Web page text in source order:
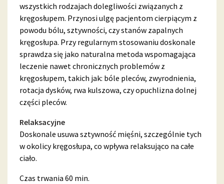
wszystkich rodzajach dolegliwości związanych z
kręgosłupem. Przynosi ulgę pacjentom cierpiącym z
powodu bólu, sztywności, czy stanów zapalnych
kręgosłupa. Przy regularnym stosowaniu doskonale
sprawdza się jako naturalna metoda wspomagająca
leczenie nawet chronicznych problemów z
kręgosłupem, takich jak: bóle pleców, zwyrodnienia,
rotacja dysków, rwa kulszowa, czy opuchlizna dolnej
części pleców.
Relaksacyjne
Doskonale usuwa sztywność mięśni, szczególnie tych
w okolicy kręgosłupa, co wpływa relaksująco na całe
ciało.
Czas trwania 60 min.